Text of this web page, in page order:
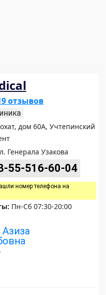
отзывов
дом 60А, Учтепинский
Генерала Узакова
55-516-60-04
номер телефона на
Пн-Сб 07:30-20:00